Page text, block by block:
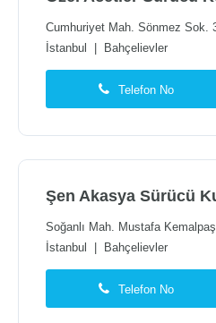
Cumhuriyet Mah. Sönmez Sok.
İstanbul
Bahçelievler
Telefon No
Şen Akasya Sürücü
Soğanlı Mah. Mustafa
İstanbul
Bahçelievler
Telefon No